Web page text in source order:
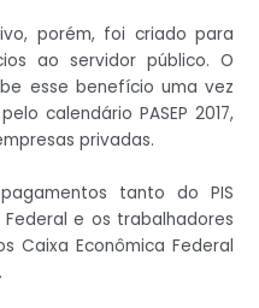
porém, foi criado para
ao servidor público. O
esse benefício uma vez
calendário PASEP 2017,
privadas.
tanto do PIS
e os trabalhadores
Caixa Econômica Federal